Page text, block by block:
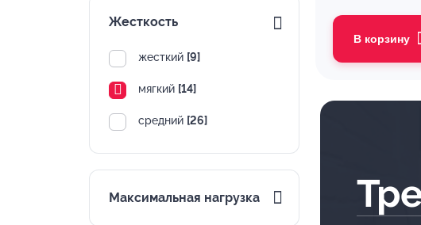
Жесткость
жесткий [9]
мягкий [14]
средний [26]
Максимальная нагрузка
В корзину